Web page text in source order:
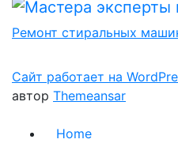
Ремонт стиральных
Сайт работает на
автор Themeansar
Home